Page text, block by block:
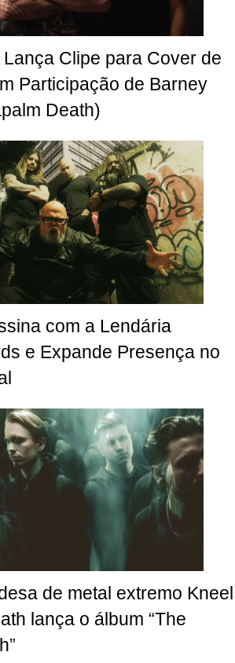
Lança Clipe para Cover de
Participação de Barney
Death)
com a Lendária
e Expande Presença no
de metal extremo Kneel
lança o álbum “The